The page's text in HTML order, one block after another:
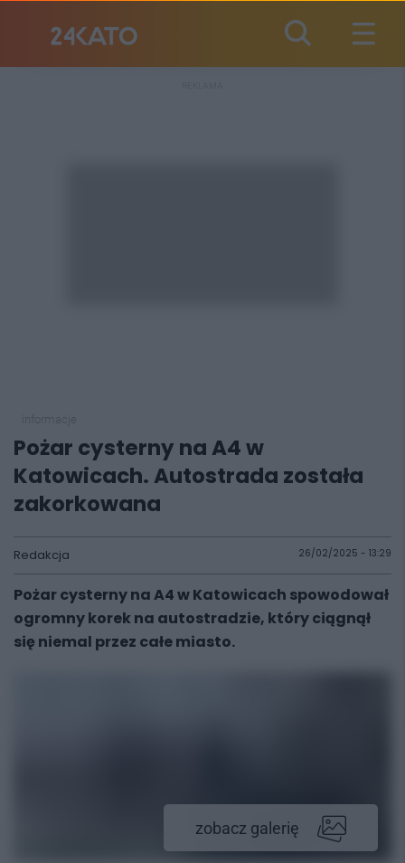
Pożar cysterny na A4 w
Katowicach. Autostrada została
zakorkowana
Redakcja 26/02/2025 - 13:29
Pożar cysterny na A4 w Katowicach spowodował
ogromny korek na autostradzie, który ciągnął
się niemal przez całe miasto.
zobacz galerię